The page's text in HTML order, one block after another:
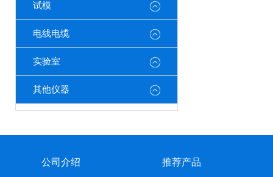
试模
电线电缆
实验室
其他仪器
公司介绍 推荐产品